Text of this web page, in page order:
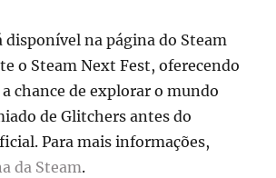
disponível na página do Steam
o Steam Next Fest, oferecendo
chance de explorar o mundo
de Glitchers antes do
Para mais informações,
da Steam.